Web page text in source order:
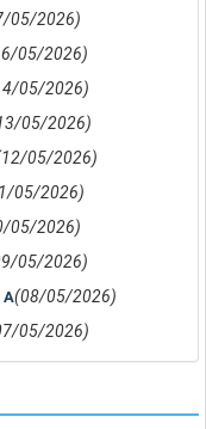
05/2026)
05/2026)
05/2026)
05/2026)
05/2026)
05/2026)
05/2026)
05/2026)
A(08/05/2026)
05/2026)